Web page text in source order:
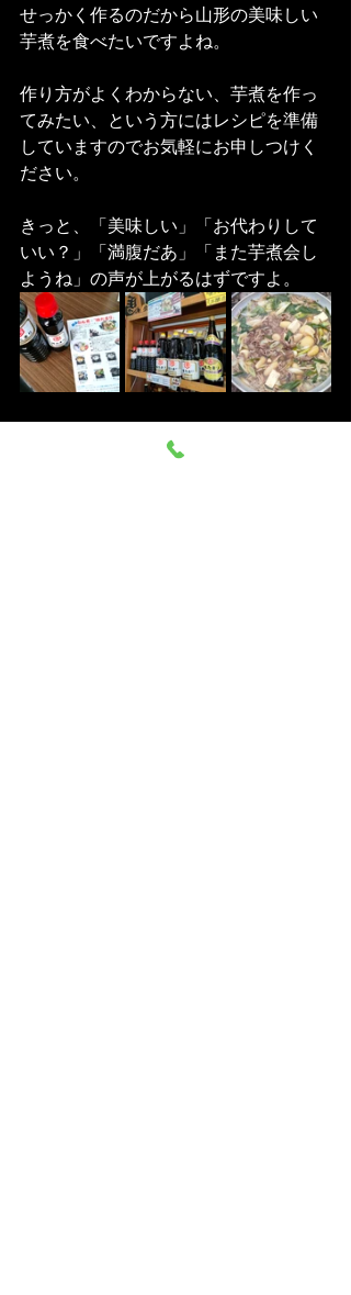
せっかく作るのだから山形の美味しい
芋煮を食べたいですよね。
作り方がよくわからない、芋煮を作っ
てみたい、という方にはレシピを準備
していますのでお気軽にお申しつけく
ださい。
きっと、「美味しい」「お代わりして
いい？」「満腹だあ」「また芋煮会し
ようね」の声が上がるはずですよ。